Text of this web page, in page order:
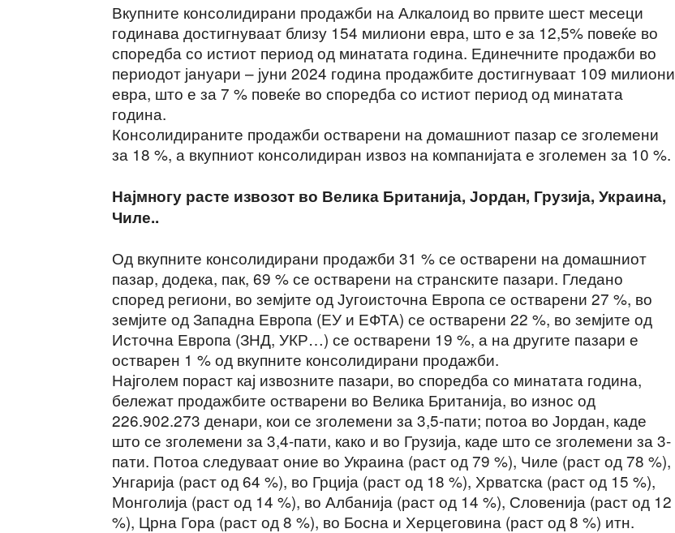
Вкупните консолидирани продажби на Алкалоид во првите шест месеци
годинава достигнуваат близу 154 милиони евра, што е за 12,5% повеќе во
споредба со истиот период од минатата година. Единечните продажби во
периодот јануари – јуни 2024 година продажбите достигнуваат 109 милиони
евра, што е за 7 % повеќе во споредба со истиот период од минатата
година.
Консолидираните продажби остварени на домашниот пазар се зголемени
за 18 %, а вкупниот консолидиран извоз на компанијата е зголемен за 10 %.
Најмногу расте извозот во Велика Британија, Јордан, Грузија, Украина,
Чиле..
Од вкупните консолидирани продажби 31 % се остварени на домашниот
пазар, додека, пак, 69 % се остварени на странските пазари. Гледано
според региони, во земјите од Југоисточна Европа се остварени 27 %, во
земјите од Западна Европа (ЕУ и ЕФТА) се остварени 22 %, во земјите од
Источна Европа (ЗНД, УКР…) се остварени 19 %, а на другите пазари е
остварен 1 % од вкупните консолидирани продажби.
Најголем пораст кај извозните пазари, во споредба со минатата година,
бележат продажбите остварени во Велика Британија, во износ од
226.902.273 денари, кои се зголемени за 3,5-пати; потоа во Јордан, каде
што се зголемени за 3,4-пати, како и во Грузија, каде што се зголемени за 3-
пати. Потоа следуваат оние во Украина (раст од 79 %), Чиле (раст од 78 %),
Унгарија (раст од 64 %), во Грција (раст од 18 %), Хрватска (раст од 15 %),
Монголија (раст од 14 %), во Албанија (раст од 14 %), Словенија (раст од 12
%), Црна Гора (раст од 8 %), во Босна и Херцеговина (раст од 8 %) итн.